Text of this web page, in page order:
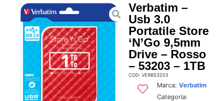
Verbatim –
Usb 3.0
Portatile Store
‘N’Go 9,5mm
Drive – Rosso
– 53203 – 1TB
COD: VERB53203
Marca: Verbatim
Categoria: